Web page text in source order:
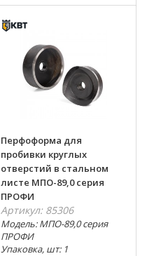
Перфоформа для
пробивки круглых
отверстий в стальном
листе МПО-89,0 серия
ПРОФИ
Артикул: 85306
Модель: МПО-89,0 серия
ПРОФИ
Упаковка, шт: 1